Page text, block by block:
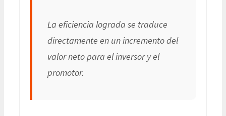
La eficiencia lograda se traduce
directamente en un incremento del
valor neto para el inversor y el
promotor.